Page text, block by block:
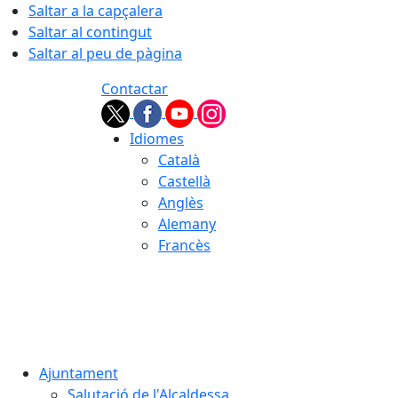
Saltar a la capçalera
Saltar al contingut
Saltar al peu de pàgina
Contactar
Idiomes
Català
Castellà
Anglès
Alemany
Francès
Ajuntament